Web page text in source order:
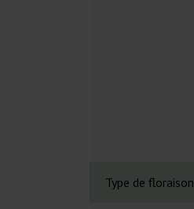
Type de floraison